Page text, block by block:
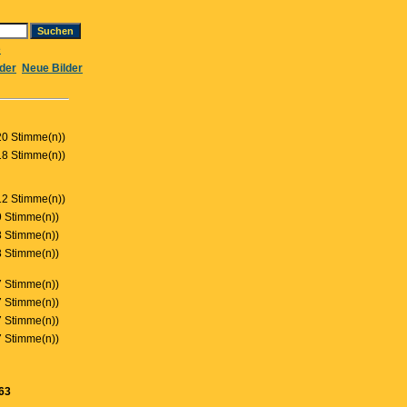
Neue Bilder
Stimme(n))
Stimme(n))
Stimme(n))
Stimme(n))
Stimme(n))
Stimme(n))
Stimme(n))
Stimme(n))
Stimme(n))
Stimme(n))